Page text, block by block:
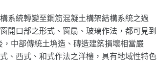
系統轉變至鋼筋混凝土構架結構系統之過
開口部之形式、窗扇、玻璃作法，都可見到
中部傳統土埆造、磚造建築損壞相當嚴
、西式、和式作法之洋樓，具有地域性特色